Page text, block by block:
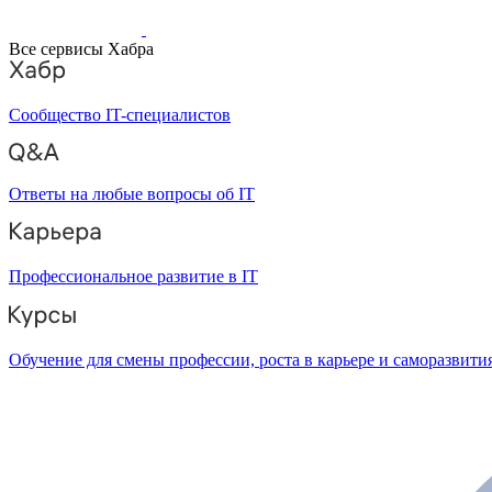
Все сервисы Хабра
Сообщество IT-специалистов
Ответы на любые вопросы об IT
Профессиональное развитие в IT
Обучение для смены профессии, роста в карьере и